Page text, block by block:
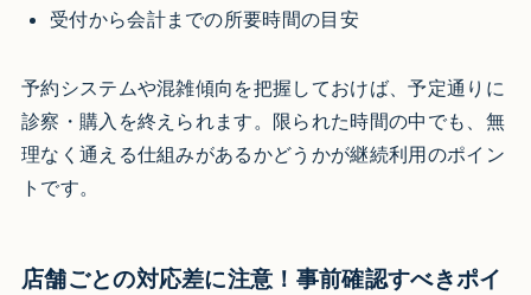
受付から会計までの所要時間の目安
予約システムや混雑傾向を把握しておけば、予定通りに
診察・購入を終えられます。限られた時間の中でも、無
理なく通える仕組みがあるかどうかが継続利用のポイン
トです。
店舗ごとの対応差に注意！事前確認すべきポイ